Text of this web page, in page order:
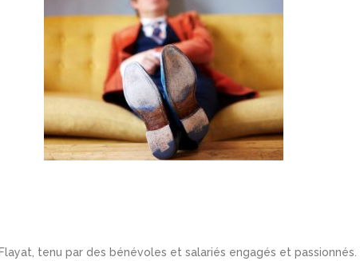
tenu par des bénévoles et salariés engagés et passionnés.